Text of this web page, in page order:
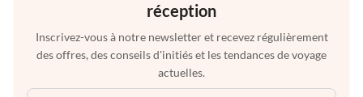
réception
Inscrivez-vous à notre newsletter et recevez régulièrement
des offres, des conseils d'initiés et les tendances de voyage
actuelles.